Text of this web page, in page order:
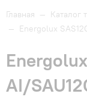
Как купить
Гарантия и
Главная — Каталог
— Energolux
AI/